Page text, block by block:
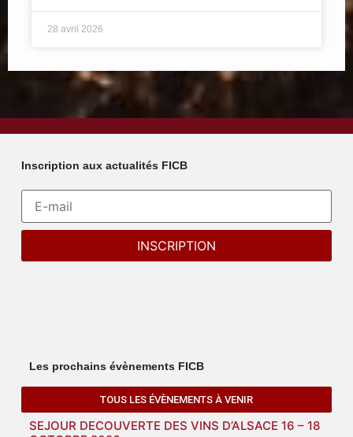
28 avril 2026
Inscription aux actualités FICB
Les prochains évènements FICB
TOUS LES ÉVÈNEMENTS À VENIR
SEJOUR DECOUVERTE DES VINS D’ALSACE 16 – 18